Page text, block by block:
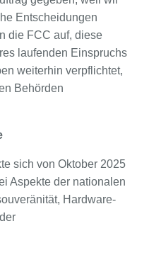
Entscheidungen
die FCC auf, diese
laufenden Einspruchs
weiterhin verpflichtet,
Behörden
sich von Oktober 2025
Aspekte der nationalen
Hardware-